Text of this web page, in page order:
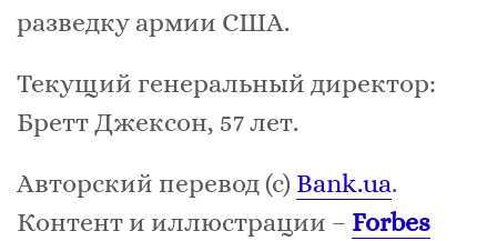
разведку армии США.
Текущий генеральный директор:
Бретт Джексон, 57 лет.
Авторский перевод (с) Bank.ua.
Контент и иллюстрации – Forbes